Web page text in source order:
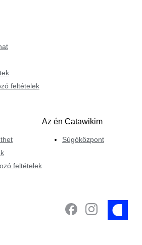
feltételek
feltételek
Az én Catawikim
Súgóközpont